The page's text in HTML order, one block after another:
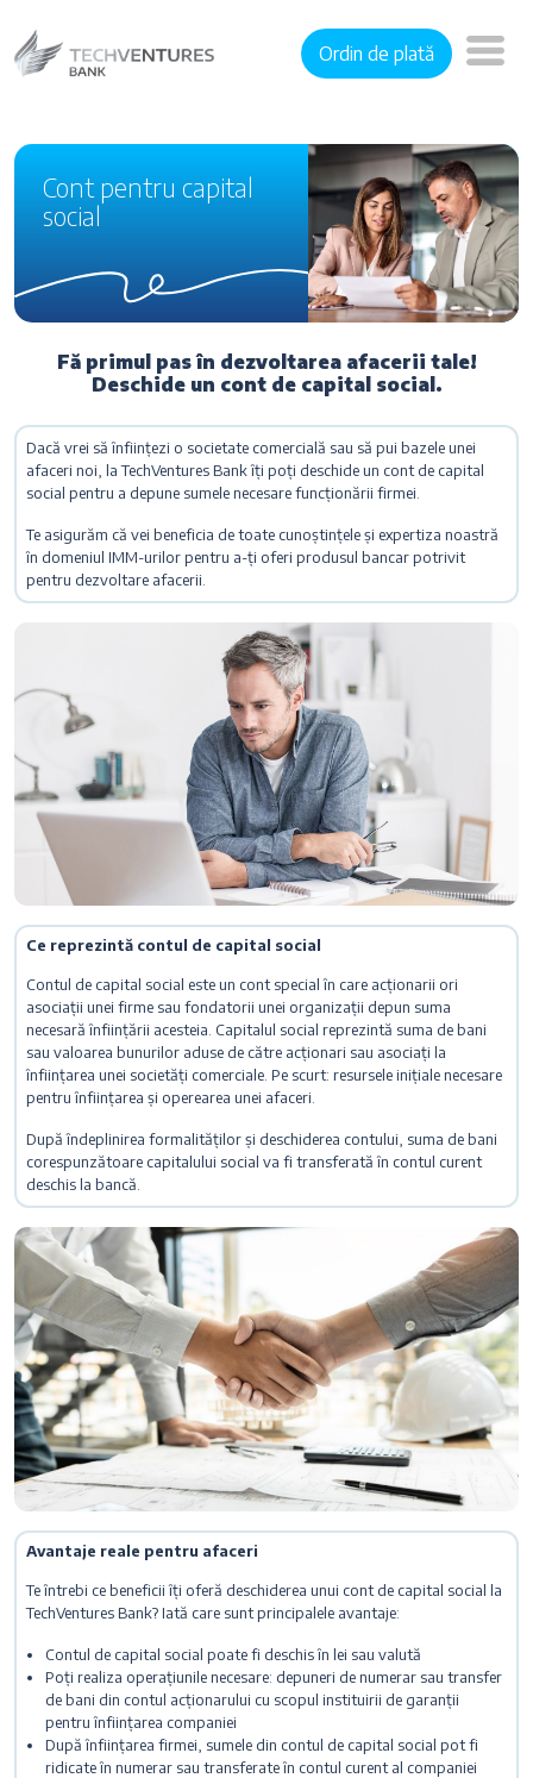
Ordin de plată
Cont pentru capital
social
Fă primul pas în dezvoltarea afacerii tale!
Deschide un cont de capital social.
Dacă vrei să înființezi o societate comercială sau să pui bazele unei
afaceri noi, la TechVentures Bank îți poți deschide un cont de capital
social pentru a depune sumele necesare funcționării firmei.
Te asigurăm că vei beneficia de toate cunoștințele și expertiza noastră
în domeniul IMM-urilor pentru a-ți oferi produsul bancar potrivit
pentru dezvoltare afacerii.
Ce reprezintă contul de capital social
Contul de capital social este un cont special în care acționarii ori
asociații unei firme sau fondatorii unei organizații depun suma
necesară înființării acesteia. Capitalul social reprezintă suma de bani
sau valoarea bunurilor aduse de către acționari sau asociați la
înființarea unei societăți comerciale. Pe scurt: resursele inițiale necesare
pentru înființarea și operearea unei afaceri.
După îndeplinirea formalităților și deschiderea contului, suma de bani
corespunzătoare capitalului social va fi transferată în contul curent
deschis la bancă.
Avantaje reale pentru afaceri
Te întrebi ce beneficii îți oferă deschiderea unui cont de capital social la
TechVentures Bank? Iată care sunt principalele avantaje:
Contul de capital social poate fi deschis în lei sau valută
Poți realiza operațiunile necesare: depuneri de numerar sau transfer
de bani din contul acționarului cu scopul instituirii de garanții
pentru înființarea companiei
După înființarea firmei, sumele din contul de capital social pot fi
ridicate în numerar sau transferate în contul curent al companiei